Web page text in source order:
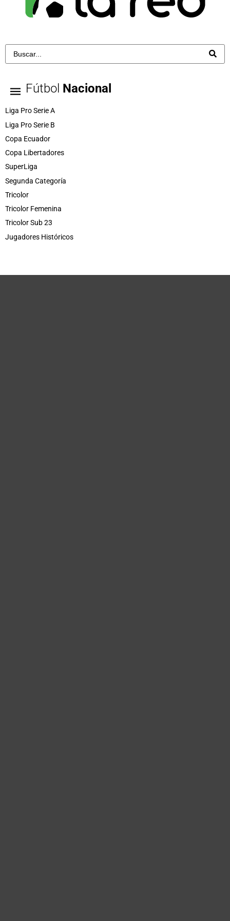
Fútbol Nacional
Liga Pro Serie A
Liga Pro Serie B
Copa Ecuador
Copa Libertadores
SuperLiga
Segunda Categoría
Tricolor
Tricolor Femenina
Tricolor Sub 23
Jugadores Históricos